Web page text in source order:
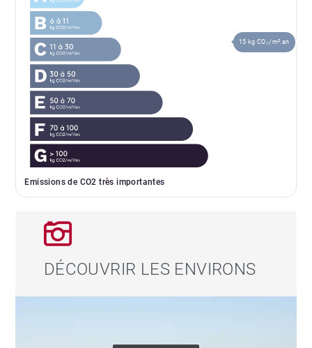
Emissions de CO2 très importantes
15 kg CO₂/m².an
DÉCOUVRIR LES ENVIRONS